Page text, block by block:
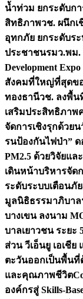
น้ำท่วม ยกระดับก
สิทธิภาพวช. ผนึกเ
อุทกภัย ยกระดับร
ประชาชนรมว.พม.
Development
สังคมที่ใหญ่ที่สุดขอ
ทองธานีวช. ลงพื้น
เสริมประสิทธิภา
จัดการเชิงรุกด้วย
รนป้องกันไฟป่า”
PM2.5 ด้วยวิจัยแล
เดินหน้าบริหารจัด
ระดับระบบเตือนภั
มูลนิธิธรรมาภิบาล
บางเขน ลงนาม
บาลเยาวชน ระยะ
ส่วน วีเอ็นยู เอเชี
ตะวันออกเป็นพื้นที่
และคุณภาพชีวิต
องค์กรสู่ Skills-